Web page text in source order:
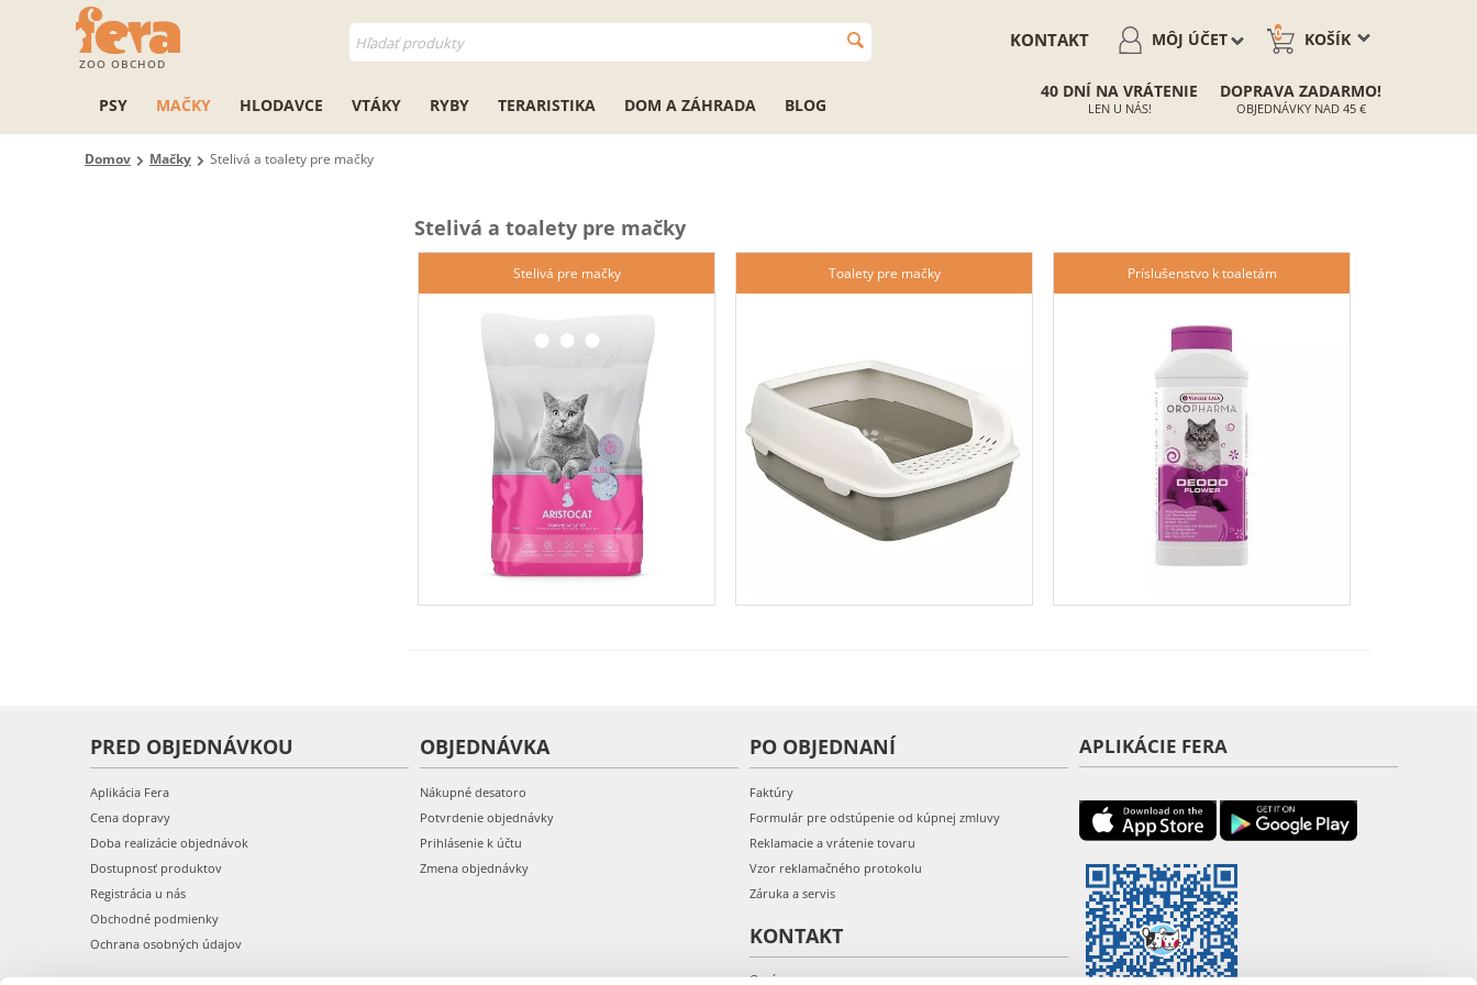
ZOO OBCHOD
KOŠÍK
0
MÔJ ÚČET
KONTAKT
PSY MAČKY HLODAVCE VTÁKY RYBY TERARISTIKA DOM A ZÁHRADA BLOG
40 DNÍ NA VRÁTENIE
LEN U NÁS!
DOPRAVA ZADARMO!
OBJEDNÁVKY NAD 45 €
Domov Mačky Stelivá a toalety pre mačky
Stelivá a toalety pre mačky
Stelivá pre mačky Toalety pre mačky Príslušenstvo k toaletám
PRED OBJEDNÁVKOU
Aplikácia Fera
Cena dopravy
Doba realizácie objednávok
Dostupnosť produktov
Registrácia u nás
Obchodné podmienky
Ochrana osobných údajov
OBJEDNÁVKA
Nákupné desatoro
Potvrdenie objednávky
Prihlásenie k účtu
Zmena objednávky
PO OBJEDNANÍ
Faktúry
Formulár pre odstúpenie od kúpnej zmluvy
Reklamacie a vrátenie tovaru
Vzor reklamačného protokolu
Záruka a servis
KONTAKT
O nás
APLIKÁCIE FERA